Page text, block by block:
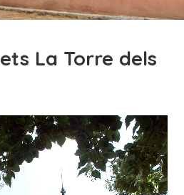
La Torre dels